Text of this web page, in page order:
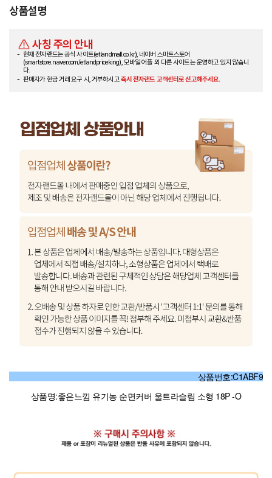
상품설명
사칭 주의 안내
현재 전자랜드는 공식 사이트(etlandmall.co.kr), 네이버 스마트스토어
(smartstore.naver.com/etlandpriceking), 모바일 어플 외 다른 사이트는 운영하고 있지 않습니
다.
판매자가 현금 거래 요구 시, 거부하시고즉시 전자랜드 고객센터로 신고해주세요.
상품번호:C1ABF9
상품명:좋은느낌 유기농 순면커버 울트라슬림 소형 18P -O